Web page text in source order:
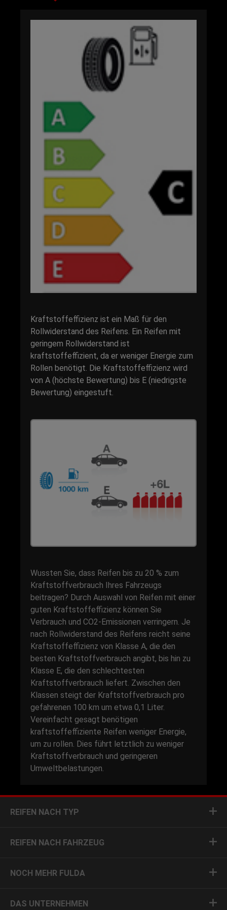
Kraftstoffeffizienz ist ein Maß für den
Rollwiderstand des Reifens. Ein Reifen mit
geringem Rollwiderstand ist
kraftstoffeffizient, da er weniger Energie zum
Rollen benötigt. Die Kraftstoffeffizienz wird
von A (höchste Bewertung) bis E (niedrigste
Bewertung) eingestuft.
Wussten Sie, dass Reifen bis zu 20 % zum
Kraftstoffverbrauch Ihres Fahrzeugs
beitragen? Durch Auswahl von Reifen mit einer
guten Kraftstoffeffizienz können Sie
Verbrauch und CO2-Emissionen verringern. Je
nach Rollwiderstand des Reifens reicht seine
Kraftstoffeffizienz von Klasse A, die den
besten Kraftstoffverbrauch angibt, bis hin zu
Klasse E, die den schlechtesten
Kraftstoffverbrauch liefert. Zwischen den
Klassen steigt der Kraftstoffverbrauch pro
gefahrenen 100 km um etwa 0,1 Liter.
Vereinfacht gesagt benötigen
kraftstoffeffiziente Reifen weniger Energie,
um zu rollen. Dies führt letztlich zu weniger
Kraftstoffverbrauch und geringeren
Umweltbelastungen.
REIFEN NACH TYP
REIFEN NACH FAHRZEUG
NOCH MEHR FULDA
DAS UNTERNEHMEN